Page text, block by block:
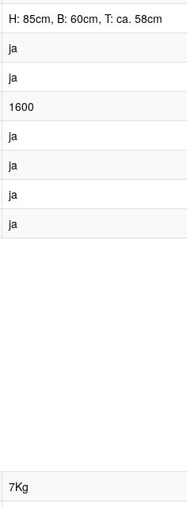
H: 85cm, B: 60cm, T: ca. 58cm
ja
ja
1600
ja
ja
ja
ja
7Kg